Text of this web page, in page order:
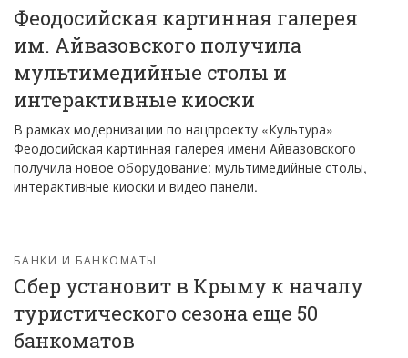
Феодосийская картинная галерея
им. Айвазовского получила
мультимедийные столы и
интерактивные киоски
В рамках модернизации по нацпроекту «Культура»
Феодосийская картинная галерея имени Айвазовского
получила новое оборудование: мультимедийные столы,
интерактивные киоски и видео панели.
БАНКИ И БАНКОМАТЫ
Сбер установит в Крыму к началу
туристического сезона еще 50
банкоматов